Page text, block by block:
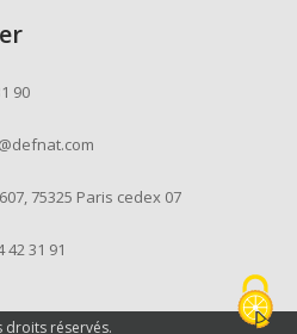
90
75325 Paris cedex 07
42 31 91
droits réservés.